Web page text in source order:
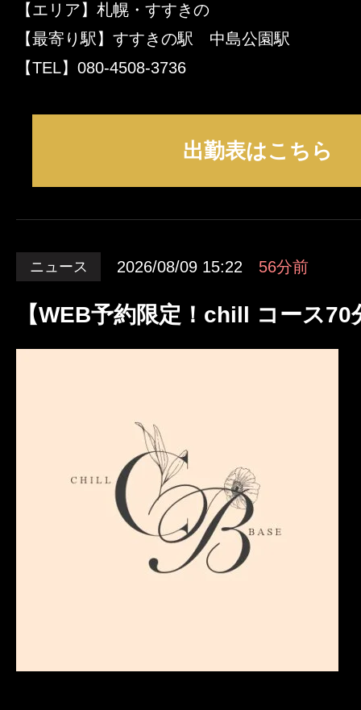
【エリア】札幌・すすきの
【最寄り駅】すすきの駅 中島公園駅
【TEL】080-4508-3736
出勤表はこちら
ニュース 2026/08/09 15:22 56分前
【WEB予約限定！chill コース